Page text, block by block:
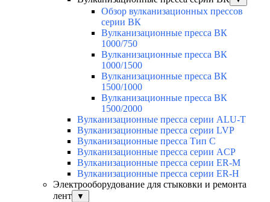
Обзор вулканизационных прессов
серии ВК
Вулканизационные пресса ВК
1000/750
Вулканизационные пресса ВК
1000/1500
Вулканизационные пресса ВК
1500/1000
Вулканизационные пресса ВК
1500/2000
Вулканизационные пресса серии ALU-T
Вулканизационные пресса серии LVP
Вулканизационные пресса Тип С
Вулканизационные пресса серии ACP
Вулканизационные пресса серии ER-M
Вулканизационные пресса серии ER-H
Электрооборудование для стыковки и ремонта
лент
▼